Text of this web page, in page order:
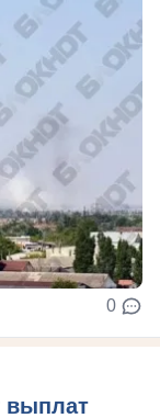
0
выплат